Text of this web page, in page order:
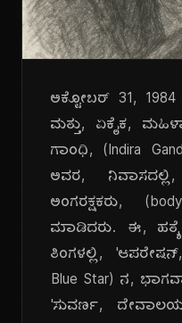
ಅಕ್ಟೋಬರ್ 31,
ಮತ್ತು, ಏಕೈಕ,
ಗಾಂಧಿ, (Indira
ಅವರ,
ಅಂಗರಕ್ಷಕರು,
ಮಾಡಿದರು. ಈ,
ತಿಂಗಳಲ್ಲಿ,
Blue Star) ನ,
'ಸುವರ್ಣ,